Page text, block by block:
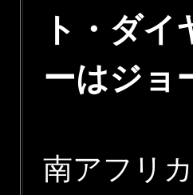
ト・ダ
ーはジョ
南アフリ